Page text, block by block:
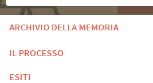
ARCHIVIO DELLA MEMORIA
IL PROCESSO
ESITI